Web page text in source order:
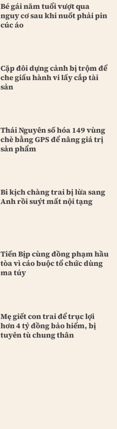
Bé gái năm tuổi vượt qua
nguy cơ sau khi nuốt phải pin
cúc áo
Cặp đôi dựng cảnh bị trộm để
che giấu hành vi lấy cắp tài
sản
Thái Nguyên số hóa 149 vùng
chè bằng GPS để nâng giá trị
sản phẩm
Bi kịch chàng trai bị lừa sang
Anh rồi suýt mất nội tạng
Tiến Bịp cùng đồng phạm hầu
tòa vì cáo buộc tổ chức dùng
ma túy
Mẹ giết con trai để trục lợi
hơn 4 tỷ đồng bảo hiểm, bị
tuyên tù chung thân